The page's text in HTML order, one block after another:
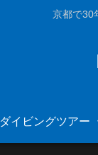
京都で30
ダイビングツアー